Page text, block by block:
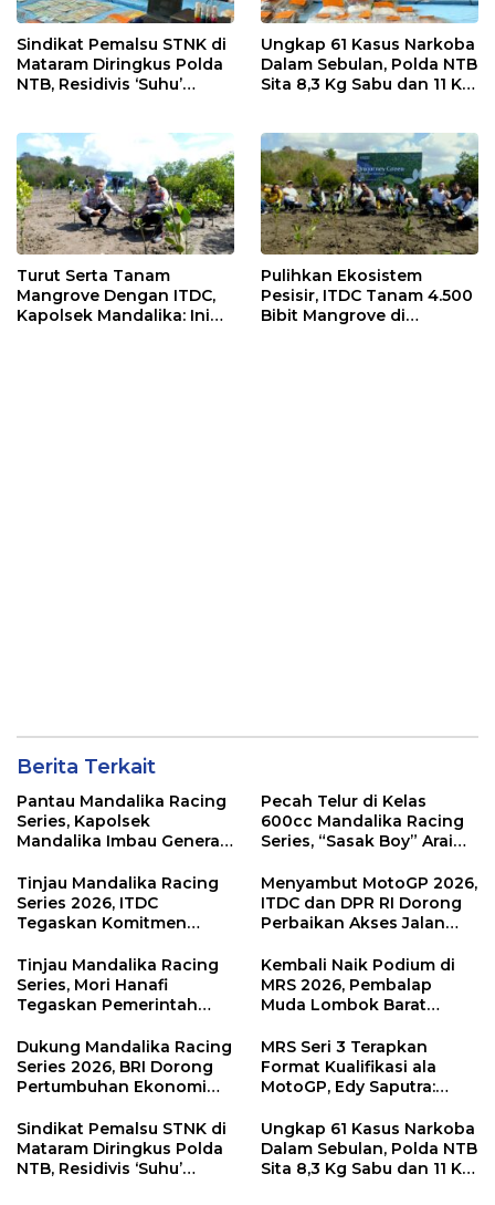
Sindikat Pemalsu STNK di
Mataram Diringkus Polda
NTB, Residivis ‘Suhu’
Ungkap 61 Kasus Narkoba
Dalam Sebulan, Polda NTB
Sita 8,3 Kg Sabu dan 11 Kg
Turut Serta Tanam
Mangrove Dengan ITDC,
Kapolsek Mandalika: Ini
Pulihkan Ekosistem
Pesisir, ITDC Tanam 4.500
Bibit Mangrove di
Berita Terkait
Pantau Mandalika Racing
Series, Kapolsek
Mandalika Imbau Generasi
Sirkuit, Bukan Jalan Raya
Pecah Telur di Kelas
600cc Mandalika Racing
Series, “Sasak Boy” Arai
Kemenangan
Tinjau Mandalika Racing
Series 2026, ITDC
Tegaskan Komitmen
Dampak Ekonomi
Kawasan
Menyambut MotoGP 2026,
ITDC dan DPR RI Dorong
Perbaikan Akses Jalan
di KEK Mandalika
Tinjau Mandalika Racing
Series, Mori Hanafi
Tegaskan Pemerintah
NTB
Kembali Naik Podium di
MRS 2026, Pembalap
Muda Lombok Barat
Menuju Tingkat Asia
Dukung Mandalika Racing
Series 2026, BRI Dorong
Pertumbuhan Ekonomi
MRS Seri 3 Terapkan
Format Kualifikasi ala
MotoGP, Edy Saputra:
dan Efektif
Sindikat Pemalsu STNK di
Mataram Diringkus Polda
NTB, Residivis ‘Suhu’
Ungkap 61 Kasus Narkoba
Dalam Sebulan, Polda NTB
Sita 8,3 Kg Sabu dan 11 Kg